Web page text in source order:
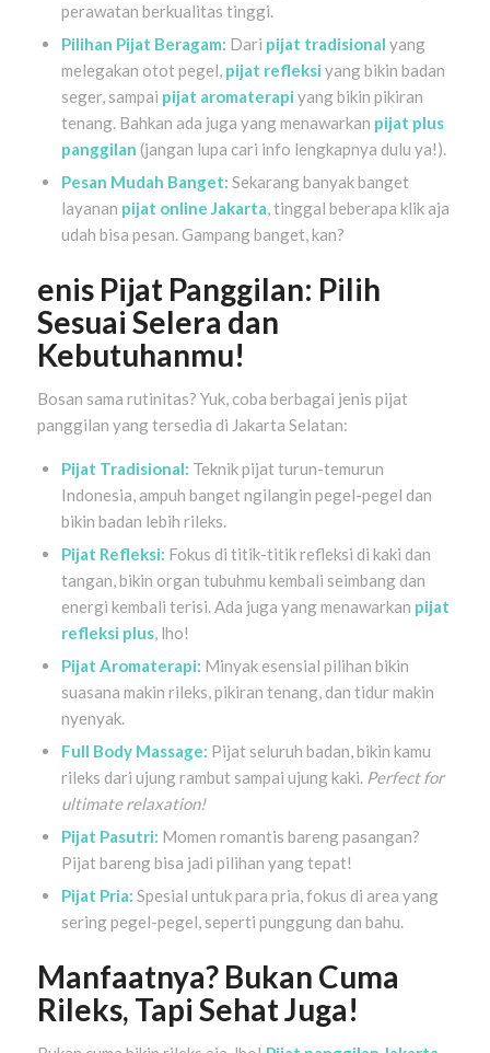
perawatan berkualitas tinggi.
Pilihan Pijat Beragam: Dari pijat tradisional yang
melegakan otot pegel, pijat refleksi yang bikin badan
seger, sampai pijat aromaterapi yang bikin pikiran
tenang. Bahkan ada juga yang menawarkan pijat plus
panggilan (jangan lupa cari info lengkapnya dulu ya!).
Pesan Mudah Banget: Sekarang banyak banget
layanan pijat online Jakarta, tinggal beberapa klik aja
udah bisa pesan. Gampang banget, kan?
enis Pijat Panggilan: Pilih
Sesuai Selera dan
Kebutuhanmu!
Bosan sama rutinitas? Yuk, coba berbagai jenis pijat
panggilan yang tersedia di Jakarta Selatan:
Pijat Tradisional: Teknik pijat turun-temurun
Indonesia, ampuh banget ngilangin pegel-pegel dan
bikin badan lebih rileks.
Pijat Refleksi: Fokus di titik-titik refleksi di kaki dan
tangan, bikin organ tubuhmu kembali seimbang dan
energi kembali terisi. Ada juga yang menawarkan pijat
refleksi plus, lho!
Pijat Aromaterapi: Minyak esensial pilihan bikin
suasana makin rileks, pikiran tenang, dan tidur makin
nyenyak.
Full Body Massage: Pijat seluruh badan, bikin kamu
rileks dari ujung rambut sampai ujung kaki. Perfect for
ultimate relaxation!
Pijat Pasutri: Momen romantis bareng pasangan?
Pijat bareng bisa jadi pilihan yang tepat!
Pijat Pria: Spesial untuk para pria, fokus di area yang
sering pegel-pegel, seperti punggung dan bahu.
Manfaatnya? Bukan Cuma
Rileks, Tapi Sehat Juga!